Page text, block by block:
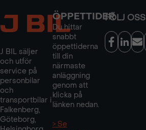
J BIL säljer
och utför
service på
personbilar
och
transportbilar i
Falkenberg,
Göteborg,
ÖPPETTIDER
Du hittar
snabbt
öppettiderna
till din
närmaste
anläggning
genom att
klicka på
länken nedan.
> Se
FÖLJ OSS